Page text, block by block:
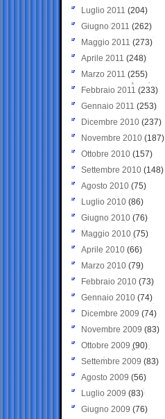
Luglio 2011 (204)
Giugno 2011 (262)
Maggio 2011 (273)
Aprile 2011 (248)
Marzo 2011 (255)
Febbraio 2011 (233)
Gennaio 2011 (253)
Dicembre 2010 (237)
Novembre 2010 (187)
Ottobre 2010 (157)
Settembre 2010 (148)
Agosto 2010 (75)
Luglio 2010 (86)
Giugno 2010 (76)
Maggio 2010 (75)
Aprile 2010 (66)
Marzo 2010 (79)
Febbraio 2010 (73)
Gennaio 2010 (74)
Dicembre 2009 (74)
Novembre 2009 (83)
Ottobre 2009 (90)
Settembre 2009 (83)
Agosto 2009 (56)
Luglio 2009 (83)
Giugno 2009 (76)